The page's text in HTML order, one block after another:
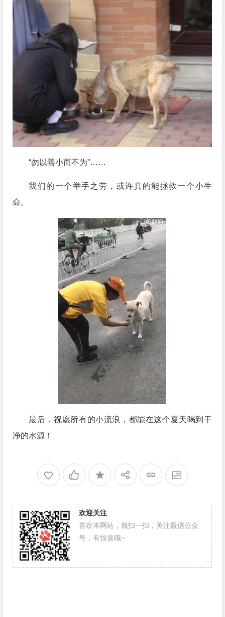
“勿以善小而不为”……
我们的一个举手之劳，或许真的能拯救一个小生
命。
最后，祝愿所有的小流浪，都能在这个夏天喝到干
净的水源！
欢迎关注
喜欢本网站，就扫一扫，关注微信公众
号，有惊喜哦~